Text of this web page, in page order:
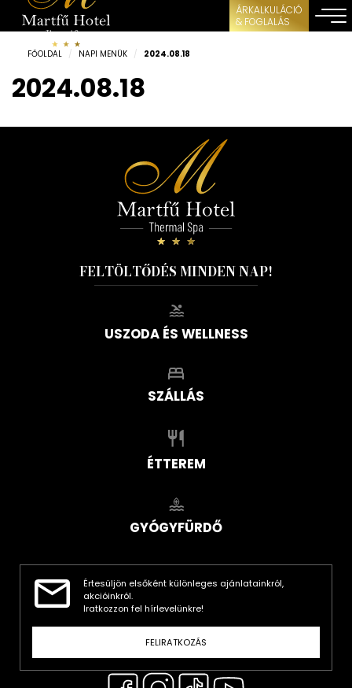
ÁRKALKULÁCIÓ
& FOGLALÁS
FŐOLDAL / NAPI MENÜK / 2024.08.18
2024.08.18
FELTÖLTŐDÉS MINDEN NAP!
USZODA ÉS WELLNESS
SZÁLLÁS
ÉTTEREM
GYÓGYFÜRDŐ
Értesüljön elsőként különleges ajánlatainkról,
akcióinkról.
Iratkozzon fel hírlevelünkre!
FELIRATKOZÁS